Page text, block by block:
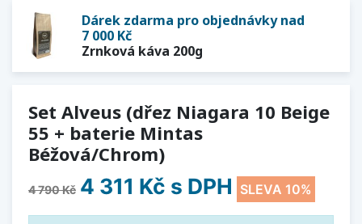
Dárek zdarma pro objednávky nad
7 000 Kč
Zrnková káva 200g
Set Alveus (dřez Niagara 10 Beige
55 + baterie Mintas
Béžová/Chrom)
4 790 Kč 4 311 Kč s DPH SLEVA 10%